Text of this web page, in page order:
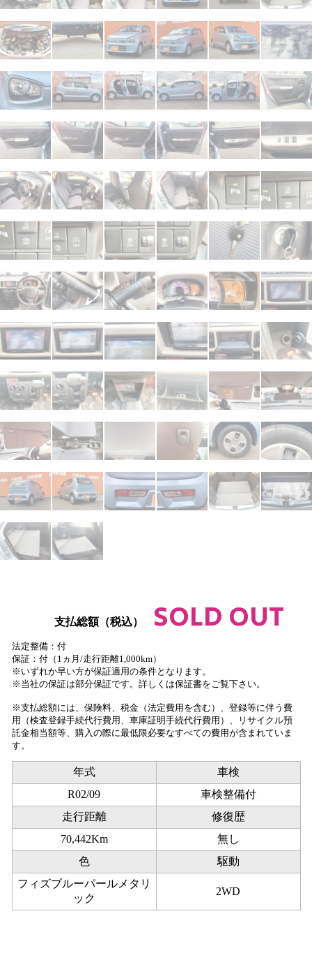
支払総額（税込） SOLD OUT
法定整備：付
保証：付（1ヵ月/走行距離1,000km）
※いずれか早い方が保証適用の条件となります。
※当社の保証は部分保証です。詳しくは保証書をご覧下さい。
※支払総額には、保険料、税金（法定費用を含む）、登録等に伴う費
用（検査登録手続代行費用、車庫証明手続代行費用）、リサイクル預
託金相当額等、購入の際に最低限必要なすべての費用が含まれていま
す。
年式
車検
R02/09
車検整備付
走行距離
修復歴
70,442Km
無し
色
駆動
フィズブルーパールメタリ
ック
2WD